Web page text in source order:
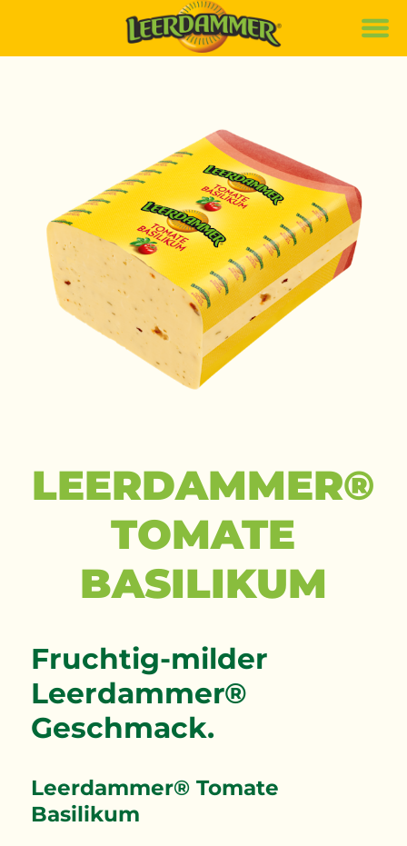
Marke
Nachhaltigkeit
Karriere
LEERDAMMER®
TOMATE
BASILIKUM
Fruchtig-milder
Leerdammer®
Geschmack.
Leerdammer® Tomate
Basilikum